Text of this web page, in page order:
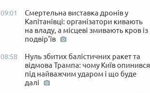
09:01
Смертельна виставка дронів у
Капітанівці: організатори кивають
на владу, а місцеві змивають кров із
подвір'їв
08:58
Нуль збитих балістичних ракет та
відмова Трампа: чому Київ опинився
під найважчим ударом і що буде
далі